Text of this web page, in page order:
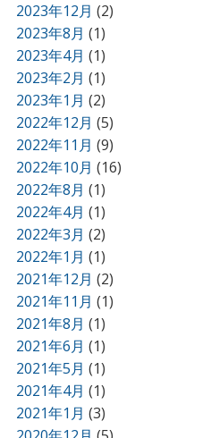
2023年12月 (2)
2023年8月 (1)
2023年4月 (1)
2023年2月 (1)
2023年1月 (2)
2022年12月 (5)
2022年11月 (9)
2022年10月 (16)
2022年8月 (1)
2022年4月 (1)
2022年3月 (2)
2022年1月 (1)
2021年12月 (2)
2021年11月 (1)
2021年8月 (1)
2021年6月 (1)
2021年5月 (1)
2021年4月 (1)
2021年1月 (3)